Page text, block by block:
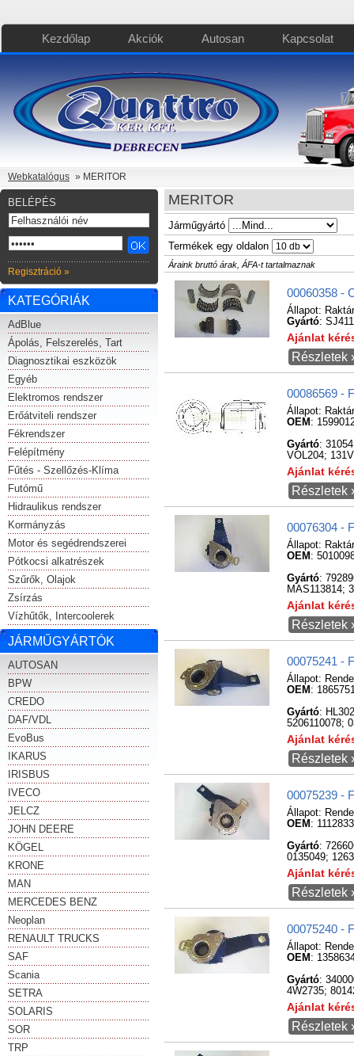
Kezdőlap Akciók Autosan Kapcsolat
Webkatalógus » MERITOR
BELÉPÉS
Regisztráció »
KATEGÓRIÁK
AdBlue
Ápolás, Felszerelés, Tart
Diagnosztikai eszközök
Egyéb
Elektromos rendszer
Erőátviteli rendszer
Fékrendszer
Felépítmény
Fűtés - Szellőzés-Klíma
Futómű
Hidraulikus rendszer
Kormányzás
Motor és segédrendszerei
Pótkocsi alkatrészek
Szűrők, Olajok
Zsírzás
Vízhűtők, Intercoolerek
JÁRMŰGYÁRTÓK
AUTOSAN
BPW
CREDO
DAF/VDL
EvoBus
IKARUS
IRISBUS
IVECO
JELCZ
JOHN DEERE
KÖGEL
KRONE
MAN
MERCEDES BENZ
Neoplan
RENAULT TRUCKS
SAF
Scania
SETRA
SOLARIS
SOR
TRP
MERITOR
Járműgyártó
Termékek egy oldalon
Áraink bruttó árak, ÁFA-t tartalmaznak
00060358 -
Állapot:
Gyártó:
Ajánlat
Részletek
00086569 -
Állapot:
OEM :
Gyártó:
VOL204;
Ajánlat
Részletek
00076304 -
Állapot:
OEM :
Gyártó:
MAS113814;
Ajánlat
Részletek
00075241 -
Állapot:
OEM :
Gyártó:
5206110078;
Ajánlat
Részletek
00075239 -
Állapot:
OEM :
Gyártó:
0135049;
Ajánlat
Részletek
00075240 -
Állapot:
OEM :
Gyártó:
4W2735;
Ajánlat
Részletek